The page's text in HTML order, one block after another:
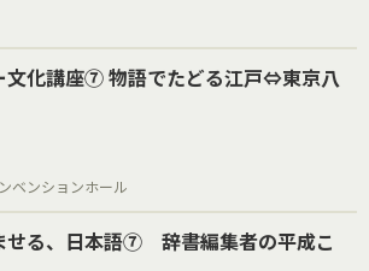
文化講座⑦ 物語でたどる江戸⇔東京八
ベンションホール
せる、日本語⑦ 辞書編集者の平成こ